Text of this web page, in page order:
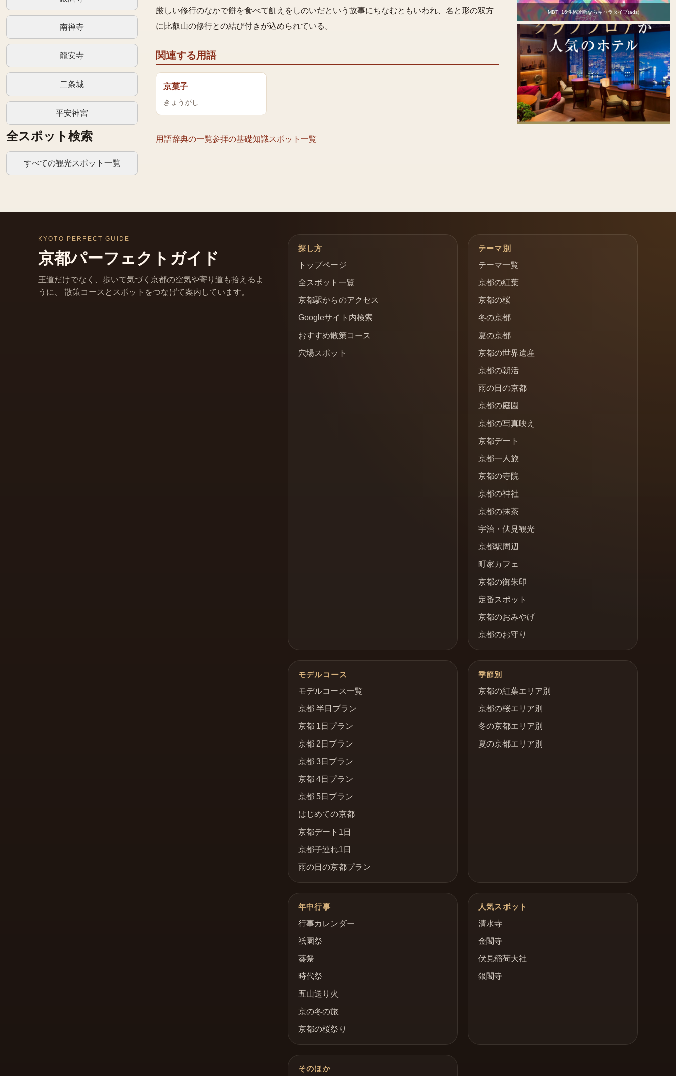
南禅寺
龍安寺
二条城
平安神宮
全スポット検索
すべての観光スポット一覧
厳しい修行のなかで餅を食べて飢えをしのいだという故事にちなむともいわれ、名と形の双方
に比叡山の修行との結び付きが込められている。
関連する用語
京菓子
きょうがし
用語辞典の一覧参拝の基礎知識スポット一覧
MBTI 16性格診断ならキャラタイプ(ads)
KYOTO PERFECT GUIDE
京都パーフェクトガイド
王道だけでなく、歩いて気づく京都の空気や寄り道も拾えるよ
うに、 散策コースとスポットをつなげて案内しています。
探し方
トップページ
全スポット一覧
京都駅からのアクセス
Googleサイト内検索
おすすめ散策コース
穴場スポット
テーマ別
テーマ一覧
京都の紅葉
京都の桜
冬の京都
夏の京都
京都の世界遺産
京都の朝活
雨の日の京都
京都の庭園
京都の写真映え
京都デート
京都一人旅
京都の寺院
京都の神社
京都の抹茶
宇治・伏見観光
京都駅周辺
町家カフェ
京都の御朱印
定番スポット
京都のおみやげ
京都のお守り
モデルコース
モデルコース一覧
京都 半日プラン
京都 1日プラン
京都 2日プラン
京都 3日プラン
京都 4日プラン
京都 5日プラン
はじめての京都
京都デート1日
京都子連れ1日
雨の日の京都プラン
季節別
京都の紅葉エリア別
京都の桜エリア別
冬の京都エリア別
夏の京都エリア別
年中行事
行事カレンダー
祇園祭
葵祭
時代祭
五山送り火
京の冬の旅
京都の桜祭り
人気スポット
清水寺
金閣寺
伏見稲荷大社
銀閣寺
そのほか